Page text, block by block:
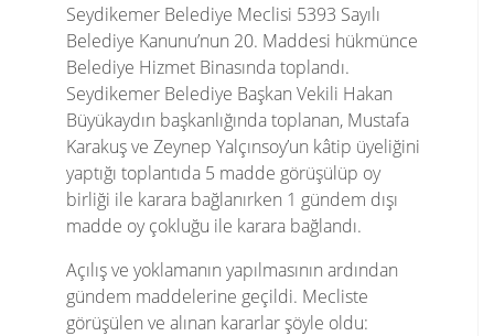
Seydikemer Belediye Meclisi 5393 Sayılı
Belediye Kanunu’nun 20. Maddesi hükmünce
Belediye Hizmet Binasında toplandı.
Seydikemer Belediye Başkan Vekili Hakan
Büyükaydın başkanlığında toplanan, Mustafa
Karakuş ve Zeynep Yalçınsoy’un kâtip üyeliğini
yaptığı toplantıda 5 madde görüşülüp oy
birliği ile karara bağlanırken 1 gündem dışı
madde oy çokluğu ile karara bağlandı.
Açılış ve yoklamanın yapılmasının ardından
gündem maddelerine geçildi. Mecliste
görüşülen ve alınan kararlar şöyle oldu: